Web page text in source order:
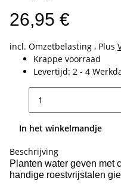
26,95 €
incl. Omzetbelasting , Plus
Krappe voorraad
Levertijd: 2 - 4
In het winkelmandje
Beschrijving
Planten water geven met
handige roestvrijstalen